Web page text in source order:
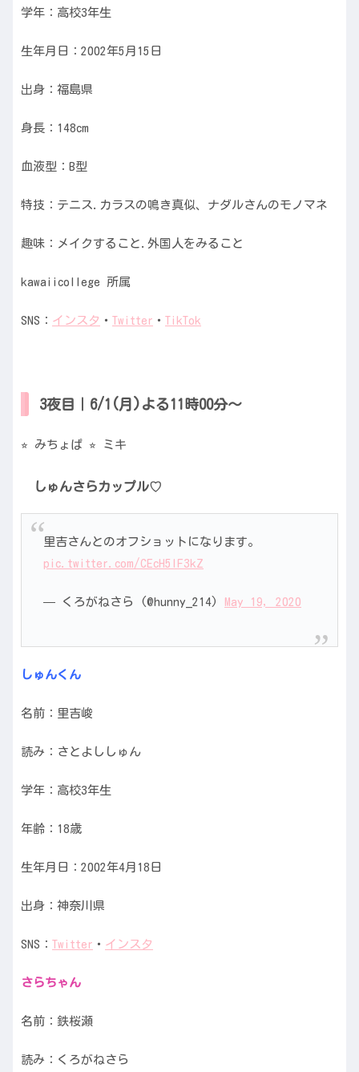
学年：高校3年生
生年月日：2002年5月15日
出身：福島県
身長：148cm
血液型：B型
特技：テニス.カラスの鳴き真似、ナダルさんのモノマネ
趣味：メイクすること.外国人をみること
kawaiicollege 所属
SNS： インスタ ・ Twitter ・ TikTok
3夜目｜6/1(月)よる11時00分〜
⭐︎ みちょぱ ⭐︎ ミキ
しゅんさらカップル♡
里吉さんとのオフショットになります。
pic.twitter.com/CEcH5IF3kZ
— くろがねさら (@hunny_214) May 19, 2020
しゅんくん
名前：里吉峻
読み：さとよししゅん
学年：高校3年生
年齢：18歳
生年月日：2002年4月18日
出身：神奈川県
SNS： Twitter ・ インスタ
さらちゃん
名前：鉄桜瀬
読み：くろがねさら